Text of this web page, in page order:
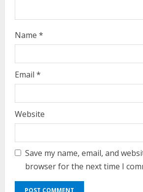
Name *
Email *
Website
Save my name, email, and
browser for the next time I